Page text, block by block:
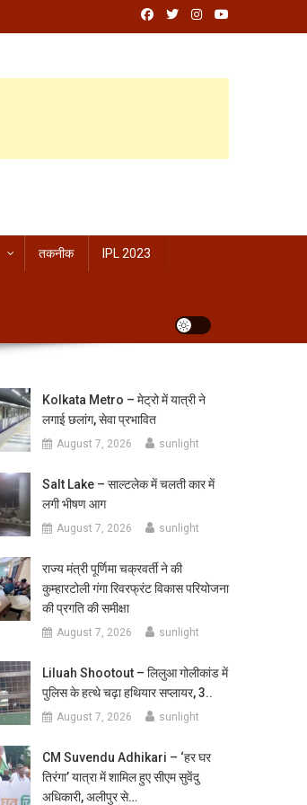
तकनीक IPL 2023
Kolkata Metro – मेट्रो में यात्री ने
लगाई छलांग, सेवा प्रभावित
August 7, 2026 sunlight
Salt Lake – साल्टलेक में चलती कार में
लगी भीषण आग
August 7, 2026 sunlight
राज्य मंत्री पूर्णिमा चक्रवर्ती ने की
कुम्हारटोली गंगा रिवरफ्रंट विकास परियोजना
की प्रगति की समीक्षा
August 7, 2026 sunlight
Liluah Shootout – लिलुआ गोलीकांड में
पुलिस के हत्थे चढ़ा हथियार सप्लायर, 3..
August 7, 2026 sunlight
CM Suvendu Adhikari – ‘हर घर
तिरंगा’ यात्रा में शामिल हुए सीएम सुवेंदु
अधिकारी, अलीपुर से…